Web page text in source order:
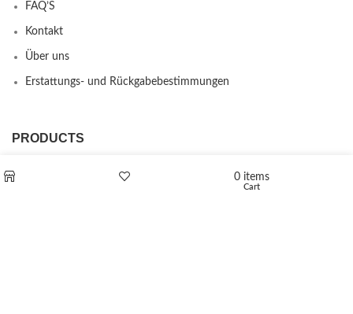
FAQ’S
Kontakt
Über uns
Erstattungs- und Rückgabebestimmungen
PRODUCTS
L-Polaflux® 5 mg/ml
0 items
Cart